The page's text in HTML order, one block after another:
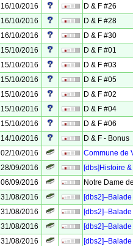
16/10/2016
D & F #26
16/10/2016
D & F #28
16/10/2016
D & F #30
15/10/2016
D & F #01
15/10/2016
D & F #03
15/10/2016
D & F #05
15/10/2016
D & F #02
15/10/2016
D & F #04
15/10/2016
D & F #06
14/10/2016
D & F - Bonus
02/10/2016
Commune de
28/09/2016
[dbs]Histoire
06/09/2016
Notre Dame
31/08/2016
31/08/2016
31/08/2016
31/08/2016